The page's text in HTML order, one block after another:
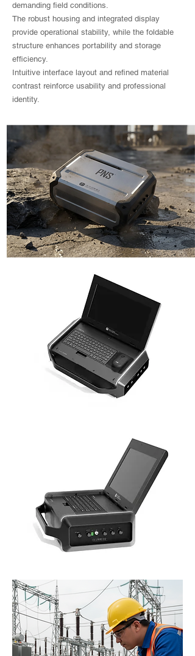
demanding field conditions.
The robust housing and integrated display
provide operational stability, while the foldable
structure enhances portability and storage
efficiency.
Intuitive interface layout and refined material
contrast reinforce usability and professional
identity.